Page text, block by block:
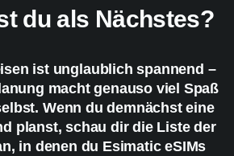
du als Nächstes?
ist unglaublich spannend –
macht genauso viel Spaß
Wenn du demnächst eine
planst, schau dir die Liste der
in denen du Esimatic eSIMs